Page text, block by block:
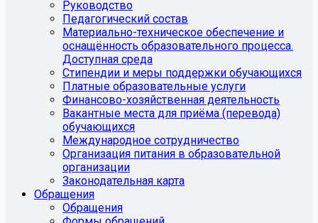
Руководство
Педагогический состав
Материально-техническое обеспечение и
оснащённость образовательного процесса.
Доступная среда
Стипендии и меры поддержки обучающихся
Платные образовательные услуги
Финансово-хозяйственная деятельность
Вакантные места для приёма (перевода)
обучающихся
Международное сотрудничество
Организация питания в образовательной
организации
Законодательная карта
Обращения
Обращения